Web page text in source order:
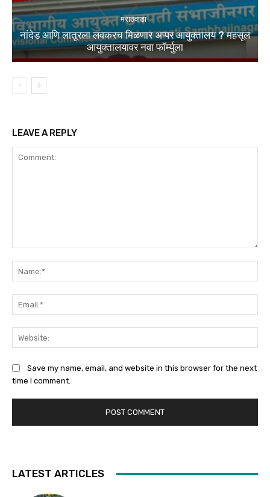
मराठवाडा
नांदेड आणि लातूरला लवकरच मिळणार अप्पर आयुक्तालय ? महसूल
आयुक्तालयावर नवा फॉर्म्युला
LEAVE A REPLY
Save my name, email, and website in this browser for the next
time I comment.
LATEST ARTICLES